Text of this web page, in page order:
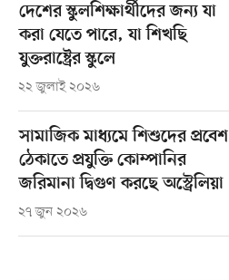
দেশের স্কুলশিক্ষার্থীদের জন্য যা
করা যেতে পারে, যা শিখছি
যুক্তরাষ্ট্রের স্কুলে
২২ জুলাই ২০২৬
সামাজিক মাধ্যমে শিশুদের প্রবেশ
ঠেকাতে প্রযুক্তি কোম্পানির
জরিমানা দ্বিগুণ করছে অস্ট্রেলিয়া
২৭ জুন ২০২৬